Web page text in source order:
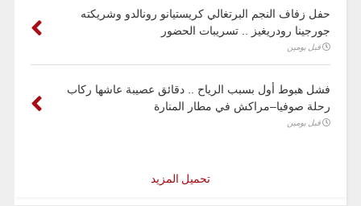
حفل زفاف النجم البرتغالي كريستيانو رونالدو وشريكته
جورجينا رودريغيز .. تسريبات الحضور
قبل يومين
فشل هبوط أول بسبب الرياح .. دقائق عصيبة عاشها ركاب
رحلة صوفيا–مراكش في مطار المنارة
قبل يومين
تحميل المزيد